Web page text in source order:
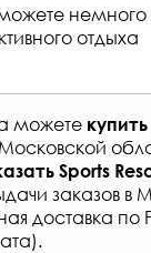
немного
отдыха
можете купить
Sports
заказов в
доставка